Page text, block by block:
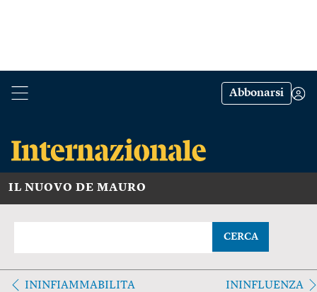
Abbonarsi
IL NUOVO DE MAURO
CERCA
ININFIAMMABILITA ININFLUENZA